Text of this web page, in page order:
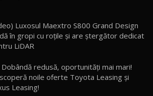
ZEEKR 009: Cel mai Performant și Confortabil
Van Electric Testat în Moldova / AutoBlog.MD
26:38
mai Exclusiv și Puternic Defender Testat în
Moldova
32:21
Luxosul Maextro S800 Grand Design
în gropi cu roțile și are ștergător dedicat
LiDAR
Dobândă redusă, oportunități mai mari!
noile oferte Toyota Leasing și
Leasing!